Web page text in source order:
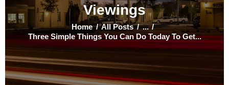
Viewings
Home All Posts
...
Three Simple Things You Can Do Today To Get...